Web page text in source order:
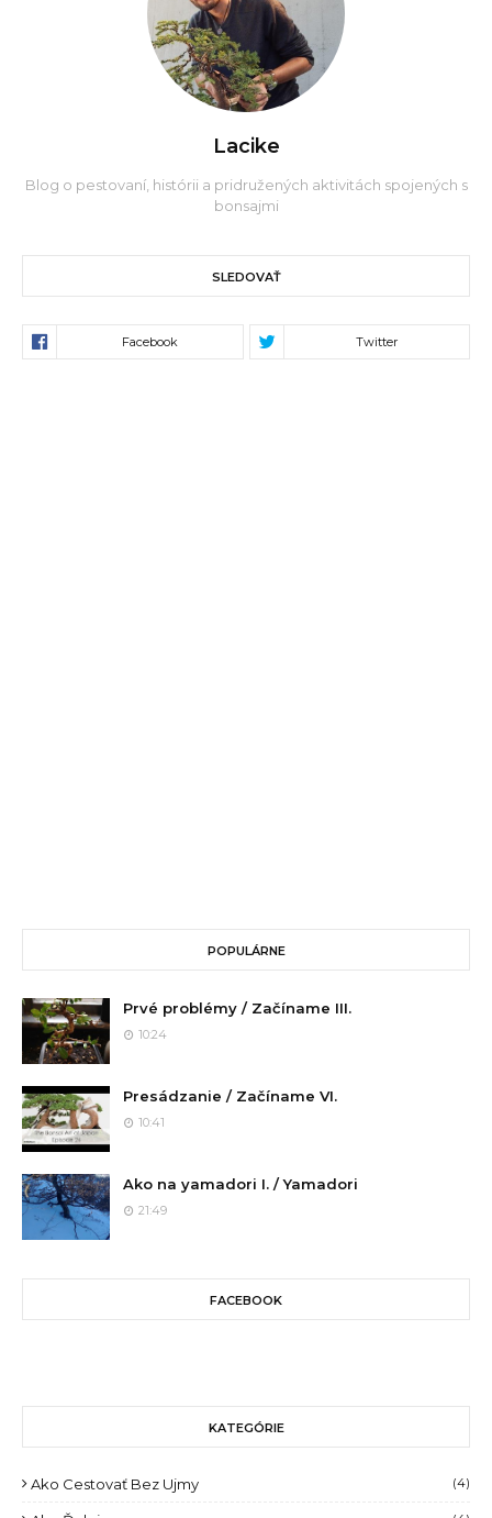
Lacike
Blog o pestovaní, histórii a pridružených aktivitách spojených s
bonsajmi
SLEDOVAŤ
POPULÁRNE
Prvé problémy / Začíname III.
10:24
Presádzanie / Začíname VI.
10:41
Ako na yamadori I. / Yamadori
21:49
FACEBOOK
KATEGÓRIE
Ako Cestovať Bez Ujmy (4)